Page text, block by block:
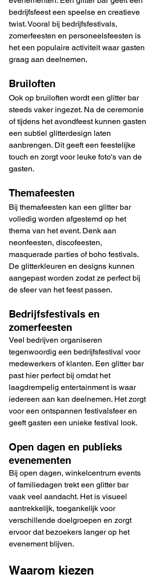
bedrijfsfeest een speelse en creatieve
twist. Vooral bij bedrijfsfestivals,
zomerfeesten en personeelsfeesten is
het een populaire activiteit waar gasten
graag aan deelnemen.
Bruiloften
Ook op bruiloften wordt een glitter bar
steeds vaker ingezet. Na de ceremonie
of tijdens het avondfeest kunnen gasten
een subtiel glitterdesign laten
aanbrengen. Dit geeft een feestelijke
touch en zorgt voor leuke foto's van de
gasten.
Themafeesten
Bij themafeesten kan een glitter bar
volledig worden afgestemd op het
thema van het event. Denk aan
neonfeesten, discofeesten,
masquerade parties of boho festivals.
De glitterkleuren en designs kunnen
aangepast worden zodat ze perfect bij
de sfeer van het feest passen.
Bedrijfsfestivals en
zomerfeesten
Veel bedrijven organiseren
tegenwoordig een bedrijfsfestival voor
medewerkers of klanten. Een glitter bar
past hier perfect bij omdat het
laagdrempelig entertainment is waar
iedereen aan kan deelnemen. Het zorgt
voor een ontspannen festivalsfeer en
geeft gasten een unieke festival look.
Open dagen en publieks
evenementen
Bij open dagen, winkelcentrum events
of familiedagen trekt een glitter bar
vaak veel aandacht. Het is visueel
aantrekkelijk, toegankelijk voor
verschillende doelgroepen en zorgt
ervoor dat bezoekers langer op het
evenement blijven.
Waarom kiezen